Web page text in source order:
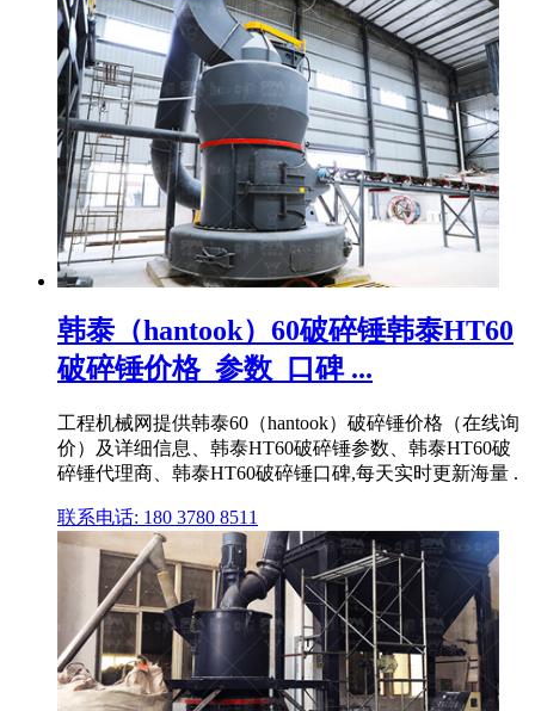
韩泰（hantook）60破碎锤韩泰HT60
破碎锤价格_参数_口碑 ...
工程机械网提供韩泰60（hantook）破碎锤价格（在线询
价）及详细信息、韩泰HT60破碎锤参数、韩泰HT60破
碎锤代理商、韩泰HT60破碎锤口碑,每天实时更新海量 .
联系电话: 180 3780 8511